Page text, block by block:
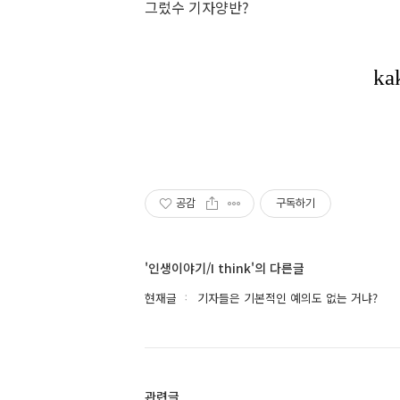
그렀수 기자양반?
공감 구독하기
'인생이야기/I think'의 다른글
현재글 기자들은 기본적인 예의도 없는 거냐?